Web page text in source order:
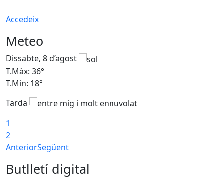
Accedeix
Meteo
Dissabte, 8 d’agost
T.Màx: 36°
T.Min: 18°
Tarda
1
2
AnteriorSegüent
Butlletí digital